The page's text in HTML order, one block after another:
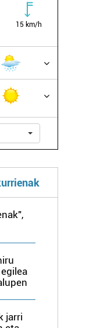
15 km/h
jarri